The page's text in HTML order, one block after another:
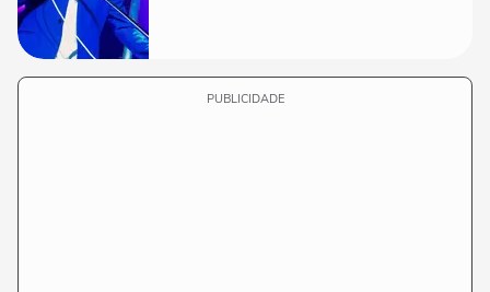
PUBLICIDADE